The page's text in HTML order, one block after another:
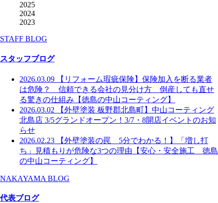
2025
2024
2023
STAFF BLOG
スタッフブログ
2026.03.09
【リフォーム瑕疵保険】保険加入を断る業者
は危険？ 信頼できる会社の見分け方 倒産しても直せ
る驚きの仕組み【徳島の中山コーティング】
2026.03.02
【外壁塗装 板野郡北島町】中山コーティング
北島店 3/5グランドオープン！3/7・8開店イベントのお知
らせ
2026.02.23
【外壁塗装の罠 5分でわかる！】「増し打
ち」見積もりが危険な3つの理由【安心・安全施工 徳島
の中山コーティング】
NAKAYAMA BLOG
代表ブログ